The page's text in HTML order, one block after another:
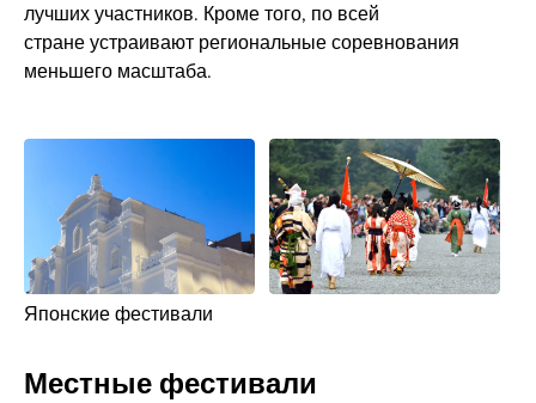
лучших участников. Кроме того, по всей
стране устраивают региональные соревнования
меньшего масштаба.
Японские фестивали
Местные фестивали